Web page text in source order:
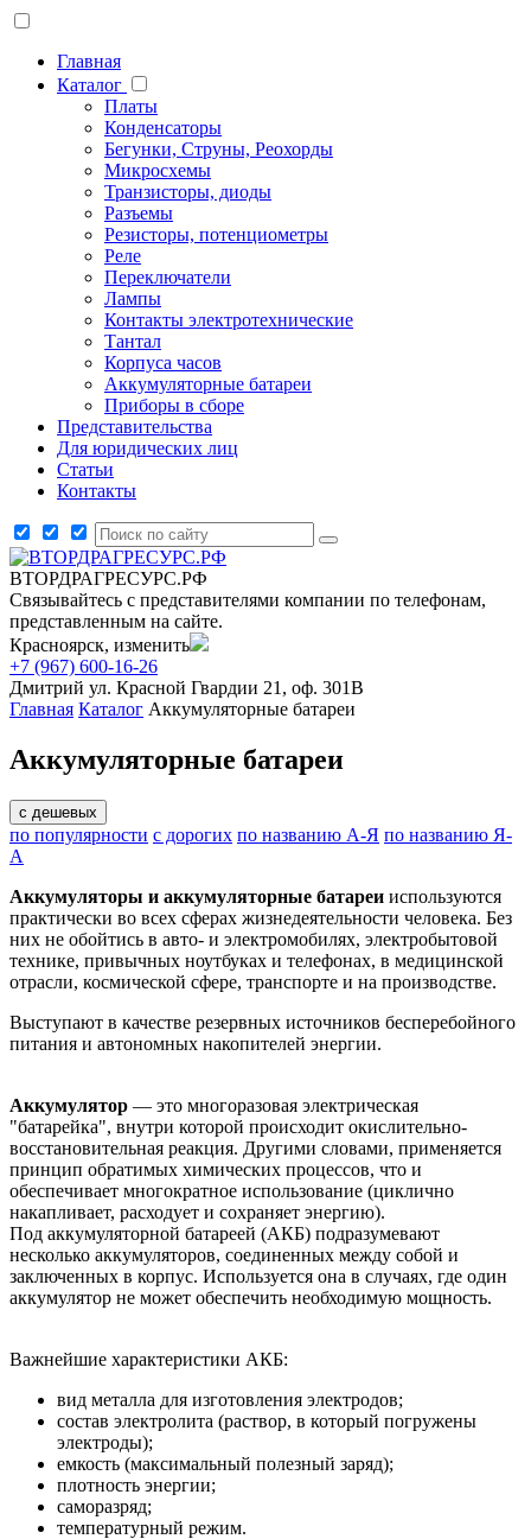
Главная
Каталог
Платы
Конденсаторы
Бегунки, Струны, Реохорды
Микросхемы
Транзисторы, диоды
Разъемы
Резисторы, потенциометры
Реле
Переключатели
Лампы
Контакты электротехнические
Тантал
Корпуса часов
Аккумуляторные батареи
Приборы в сборе
Представительства
Для юридических лиц
Статьи
Контакты
ВТОРДРАГРЕСУРС.РФ
Связывайтесь с представителями компании по телефонам,
представленным на сайте.
Красноярск, изменить
+7 (967) 600-16-26
Дмитрий ул. Красной Гвардии 21, оф. 301В
Главная Каталог Аккумуляторные батареи
Аккумуляторные батареи
с дешевых
по популярности с дорогих по названию А-Я по названию Я-
А
Аккумуляторы и аккумуляторные батареи используются
практически во всех сферах жизнедеятельности человека. Без
них не обойтись в авто- и электромобилях, электробытовой
технике, привычных ноутбуках и телефонах, в медицинской
отрасли, космической сфере, транспорте и на производстве.
Выступают в качестве резервных источников бесперебойного
питания и автономных накопителей энергии.
Аккумулятор — это многоразовая электрическая
"батарейка", внутри которой происходит окислительно-
восстановительная реакция. Другими словами, применяется
принцип обратимых химических процессов, что и
обеспечивает многократное использование (циклично
накапливает, расходует и сохраняет энергию).
Под аккумуляторной батареей (АКБ) подразумевают
несколько аккумуляторов, соединенных между собой и
заключенных в корпус. Используется она в случаях, где один
аккумулятор не может обеспечить необходимую мощность.
Важнейшие характеристики АКБ:
вид металла для изготовления электродов;
состав электролита (раствор, в который погружены
электроды);
емкость (максимальный полезный заряд);
плотность энергии;
саморазряд;
температурный режим.